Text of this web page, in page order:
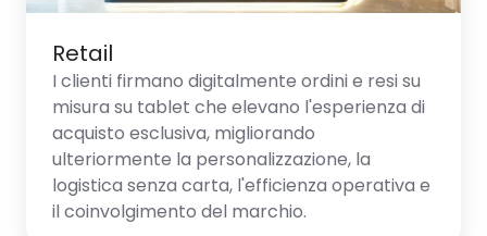
Retail
I clienti firmano digitalmente ordini e resi su
misura su tablet che elevano l'esperienza di
acquisto esclusiva, migliorando
ulteriormente la personalizzazione, la
logistica senza carta, l'efficienza operativa e
il coinvolgimento del marchio.